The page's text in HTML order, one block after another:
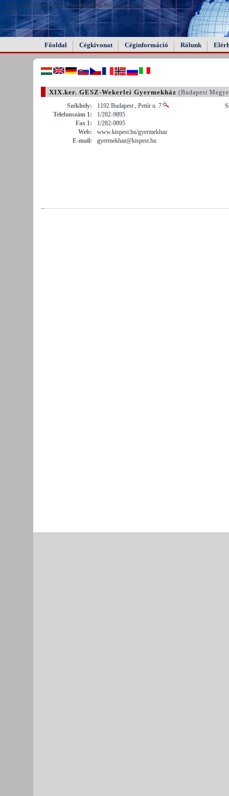
FAIL (the browser should render some flash content, not
this).
Főoldal Cégkivonat Céginformáció Rólunk
XIX.ker. GESZ-Wekerlei Gyermekház (Budapest
Székhely:
1192 Budapest , Petúr u. 7
Telefonszám 1:
1/282-9895
Fax 1:
1/282-9895
Web:
www.kispest.hu/gyermekhaz
E-mail:
gyermekhaz@kispest.hu